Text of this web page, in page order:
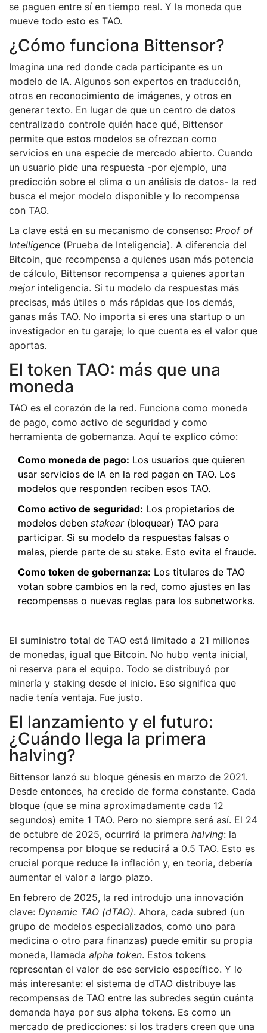
se paguen entre sí en tiempo real. Y la moneda que
mueve todo esto es TAO.
¿Cómo funciona Bittensor?
Imagina una red donde cada participante es un
modelo de IA. Algunos son expertos en traducción,
otros en reconocimiento de imágenes, y otros en
generar texto. En lugar de que un centro de datos
centralizado controle quién hace qué, Bittensor
permite que estos modelos se ofrezcan como
servicios en una especie de mercado abierto. Cuando
un usuario pide una respuesta -por ejemplo, una
predicción sobre el clima o un análisis de datos- la red
busca el mejor modelo disponible y lo recompensa
con TAO.
La clave está en su mecanismo de consenso: Proof of
Intelligence (Prueba de Inteligencia). A diferencia del
Bitcoin, que recompensa a quienes usan más potencia
de cálculo, Bittensor recompensa a quienes aportan
mejorinteligencia. Si tu modelo da respuestas más
precisas, más útiles o más rápidas que los demás,
ganas más TAO. No importa si eres una startup o un
investigador en tu garaje; lo que cuenta es el valor que
aportas.
El token TAO: más que una
moneda
TAO es el corazón de la red. Funciona como moneda
de pago, como activo de seguridad y como
herramienta de gobernanza. Aquí te explico cómo:
Como moneda de pago: Los usuarios que quieren
usar servicios de IA en la red pagan en TAO. Los
modelos que responden reciben esos TAO.
Como activo de seguridad: Los propietarios de
modelos deben stakear(bloquear) TAO para
participar. Si su modelo da respuestas falsas o
malas, pierde parte de su stake. Esto evita el fraude.
Como token de gobernanza: Los titulares de TAO
votan sobre cambios en la red, como ajustes en las
recompensas o nuevas reglas para los subnetworks.
El suministro total de TAO está limitado a 21 millones
de monedas, igual que Bitcoin. No hubo venta inicial,
ni reserva para el equipo. Todo se distribuyó por
minería y staking desde el inicio. Eso significa que
nadie tenía ventaja. Fue justo.
El lanzamiento y el futuro:
¿Cuándo llega la primera
halving?
Bittensor lanzó su bloque génesis en marzo de 2021.
Desde entonces, ha crecido de forma constante. Cada
bloque (que se mina aproximadamente cada 12
segundos) emite 1 TAO. Pero no siempre será así. El 24
de octubre de 2025, ocurrirá la primera halving: la
recompensa por bloque se reducirá a 0.5 TAO. Esto es
crucial porque reduce la inflación y, en teoría, debería
aumentar el valor a largo plazo.
En febrero de 2025, la red introdujo una innovación
clave: Dynamic TAO (dTAO). Ahora, cada subred (un
grupo de modelos especializados, como uno para
medicina o otro para finanzas) puede emitir su propia
moneda, llamada alpha token. Estos tokens
representan el valor de ese servicio específico. Y lo
más interesante: el sistema de dTAO distribuye las
recompensas de TAO entre las subredes según cuánta
demanda haya por sus alpha tokens. Es como un
mercado de predicciones: si los traders creen que una